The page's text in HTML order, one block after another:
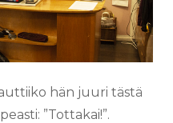
hän juuri tästä
”Tottakai!”.